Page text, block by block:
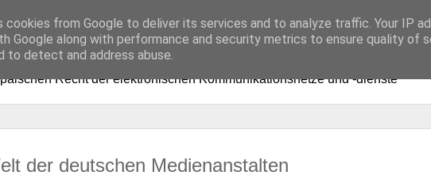
Recht der elektronischen Kommunikationsnetze und -dienste
der deutschen Medienanstalten
cookies from Google to deliver its services and to analyze traffic. Your IP
Google along with performance and security metrics to ensure quality of
to detect and address abuse.